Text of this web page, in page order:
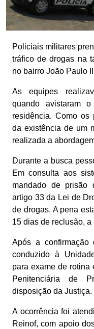
Policiais militares
tráfico de drogas na
no bairro João Paulo
As equipes
quando avistaram
residência. Como os
da existência de um
realizada a
Durante a busca
Em consulta aos
mandado de prisão
artigo 33 da Lei de
de drogas. A pena
15 dias de reclusão,
Após a
conduzido à
para exame de rotina
Penitenciária de
disposição da Justiça.
A ocorrência foi
Reinof, com apoio